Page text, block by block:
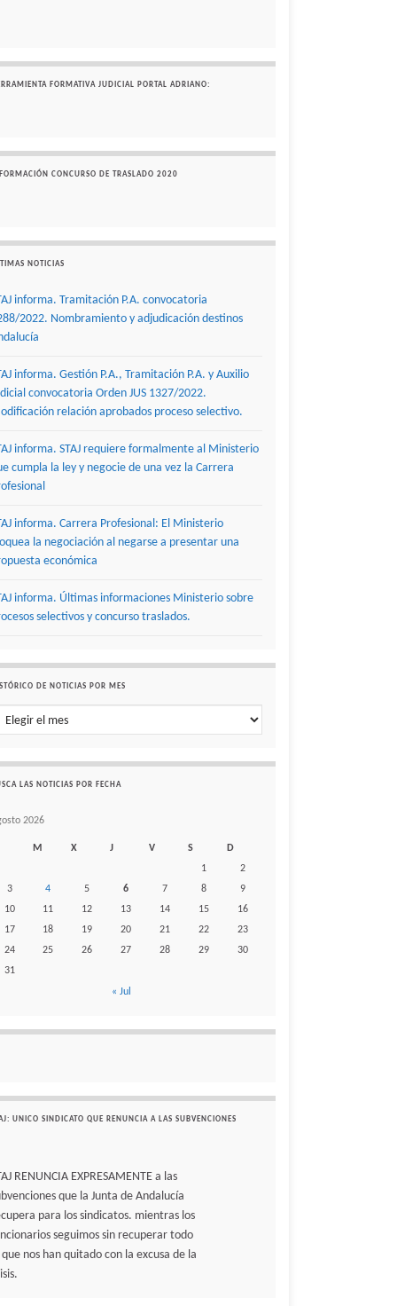
FORMATIVA JUDICIAL PORTAL ADRIANO:
CONCURSO DE TRASLADO 2020
NOTICIAS
informa. Tramitación P.A. convocatoria
2022. Nombramiento y adjudicación destinos
informa. Gestión P.A., Tramitación P.A. y Auxilio
convocatoria Orden JUS 1327/2022.
relación aprobados proceso selectivo.
informa. STAJ requiere formalmente al Ministerio
cumpla la ley y negocie de una vez la Carrera
informa. Carrera Profesional: El Ministerio
la negociación al negarse a presentar una
económica
informa. Últimas informaciones Ministerio sobre
selectivos y concurso traslados.
DE NOTICIAS POR MES
de noticias por mes
LAS NOTICIAS POR FECHA
2026
M X J V S
D
1
2
3
4 5 6 7 8
9
10
11 12 13 14 15
16
17
18 19 20 21 22
23
24
25 26 27 28 29
30
31
« Jul
UNICO SINDICATO QUE RENUNCIA A LAS SUBVENCIONES
RENUNCIA EXPRESAMENTE a las
que la Junta de Andalucía
para los sindicatos. mientras los
seguimos sin recuperar todo
que nos han quitado con la excusa de la